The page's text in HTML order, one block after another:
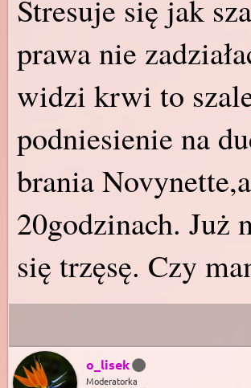
Stresuje się jak
prawa nie
widzi krwi to
podniesienie na
brania
20godzinach. Już
się trzęsę. Czy
o_lisek
Moderatorka